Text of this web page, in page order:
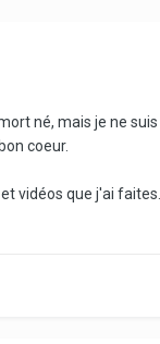
né, mais je ne
coeur.
vidéos que j'ai faites.